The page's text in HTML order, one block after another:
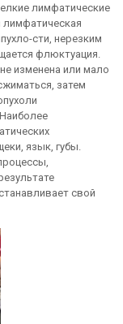
лимфатические
сти, нерезким
флюктуация.
изменена или мало
затем
язык, губы.
свой